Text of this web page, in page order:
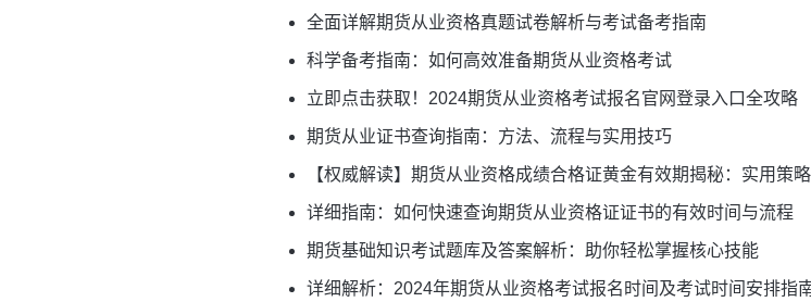
全面详解期货从业资格真题试卷解析与考试备考指南
科学备考指南：如何高效准备期货从业资格考试
立即点击获取！2024期货从业资格考试报名官网登录入口全攻略
期货从业证书查询指南：方法、流程与实用技巧
【权威解读】期货从业资格成绩合格证黄金有效期揭秘：实用策
详细指南：如何快速查询期货从业资格证证书的有效时间与流程
期货基础知识考试题库及答案解析：助你轻松掌握核心技能
详细解析：2024年期货从业资格考试报名时间及考试时间安排指